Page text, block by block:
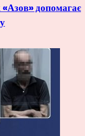
допомагає